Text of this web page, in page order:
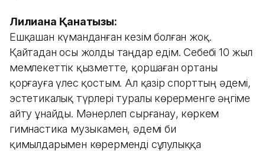
Лилиана Қанатқызы:
Ешқашан күманданған кезім болған жоқ.
Қайтадан осы жолды таңдар едім. Себебі 10 жыл
мемлекеттік қызметте, қоршаған ортаны
қорғауға үлес қостым. Ал қазір спорттың әдемі,
эстетикалық түрлері туралы көрерменге әңгіме
айту ұнайды. Мәнерлеп сырғанау, көркем
гимнастика музыкамен, әдемі би
қимылдарымен көрерменді сұлулыққа